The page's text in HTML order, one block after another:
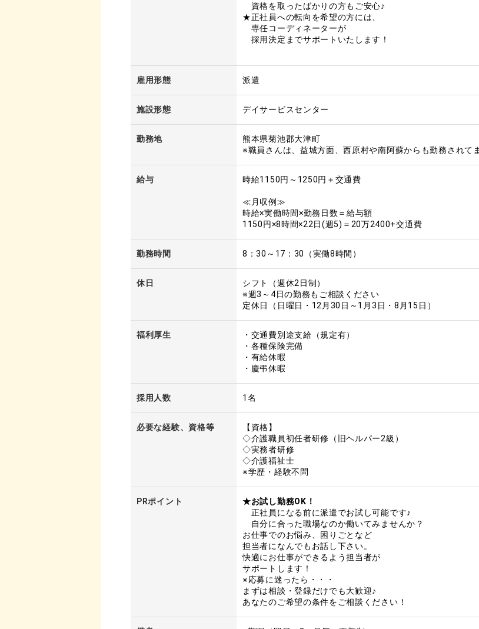
資格を取ったばかりの方もご安心♪
★正社員への転向を希望の方には、
専任コーディネーターが
採用決定までサポートいたします！
雇用形態 派遣
施設形態 デイサービスセンター
勤務地
熊本県菊池郡大津町
※職員さんは、益城方面、西原村や南阿蘇からも勤務されて
給与 時給1150円～1250円＋交通費
≪月収例≫
時給×実働時間×勤務日数＝給与額
1150円×8時間×22日(週5)＝20万2400+交通費
勤務時間 8：30～17：30（実働8時間）
休日
シフト（週休2日制）
※週3～4日の勤務もご相談ください
定休日（日曜日・12月30日～1月3日・8月15日）
福利厚生
・交通費別途支給（規定有）
・各種保険完備
・有給休暇
・慶弔休暇
採用人数 1名
必要な経験、資格等
【資格】
◇介護職員初任者研修（旧ヘルパー2級）
◇実務者研修
◇介護福祉士
※学歴・経験不問
PRポイント
★お試し勤務OK！
正社員になる前に派遣でお試し可能です♪
自分に合った職場なのか働いてみませんか？
お仕事でのお悩み、困りごとなど
担当者になんでもお話し下さい。
快適にお仕事ができるよう担当者が
サポートします！
※応募に迷ったら・・・
まずは相談・登録だけでも大歓迎♪
あなたのご希望の条件をご相談ください！